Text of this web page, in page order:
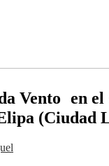
Vento en el
(Ciudad